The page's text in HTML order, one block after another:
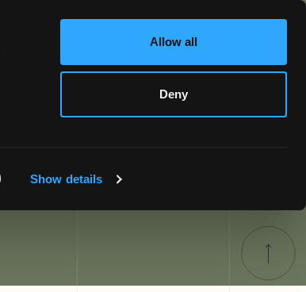
Show details
Allow all
Deny
trains
Vita